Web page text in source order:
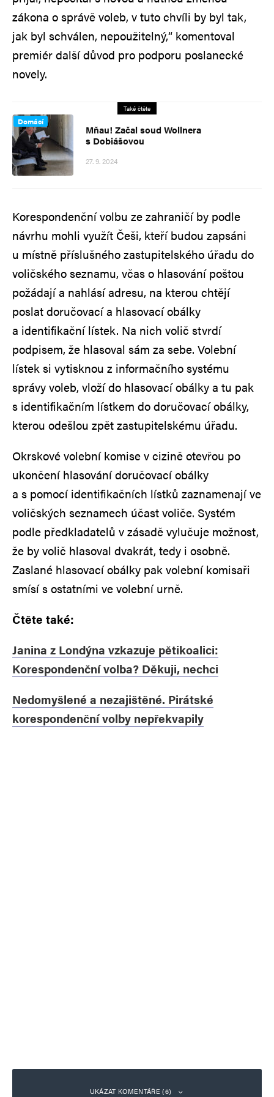
zákona o správě voleb, v tuto chvíli by byl tak,
jak byl schválen, nepoužitelný,“ komentoval
premiér další důvod pro podporu poslanecké
novely.
Také čtěte
Domácí
Mňau! Začal soud Wollnera
s Dobiášovou
27. 9. 2024
Korespondenční volbu ze zahraničí by podle
návrhu mohli využít Češi, kteří budou zapsáni
u místně příslušného zastupitelského úřadu do
voličského seznamu, včas o hlasování poštou
požádají a nahlásí adresu, na kterou chtějí
poslat doručovací a hlasovací obálky
a identifikační lístek. Na nich volič stvrdí
podpisem, že hlasoval sám za sebe. Volební
lístek si vytisknou z informačního systému
správy voleb, vloží do hlasovací obálky a tu pak
s identifikačním lístkem do doručovací obálky,
kterou odešlou zpět zastupitelskému úřadu.
Okrskové volební komise v cizině otevřou po
ukončení hlasování doručovací obálky
a s pomocí identifikačních lístků zaznamenají ve
voličských seznamech účast voliče. Systém
podle předkladatelů v zásadě vylučuje možnost,
že by volič hlasoval dvakrát, tedy i osobně.
Zaslané hlasovací obálky pak volební komisaři
smísí s ostatními ve volební urně.
Čtěte také:
Janina z Londýna vzkazuje pětikoalici:
Korespondenční volba? Děkuji, nechci
Nedomyšlené a nezajištěné. Pirátské
korespondenční volby nepřekvapily
UKÁZAT KOMENTÁŘE (6)